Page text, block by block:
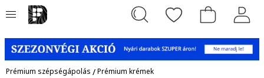
Prémium szépségápolás /Prémium krémek